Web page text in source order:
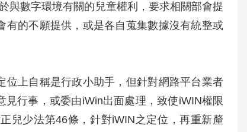
與數字環境有關的兒童權利，要求相關部會提
的不願提供，或是各自蒐集數據沒有統整或
上自稱是行政小助手，但針對網路平台業者
行事，或委由iWin出面處理，致使iWIN權限
兒少法第46條，針對iWIN之定位，再重新釐